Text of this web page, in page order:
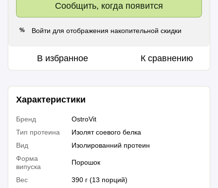
Сообщить, когда появится
% Войти для отображения накопительной скидки
В избранное К сравнению
Характеристики
Бренд
OstroVit
Тип протеина
Изолят соевого белка
Вид
Изолированний протеин
Форма
випуска
Порошок
Вес
390 г (13 порций)